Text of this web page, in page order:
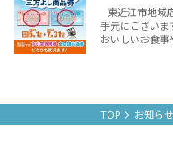
東近江市地域
手元にございま
おいしいお食
TOP お知らせ